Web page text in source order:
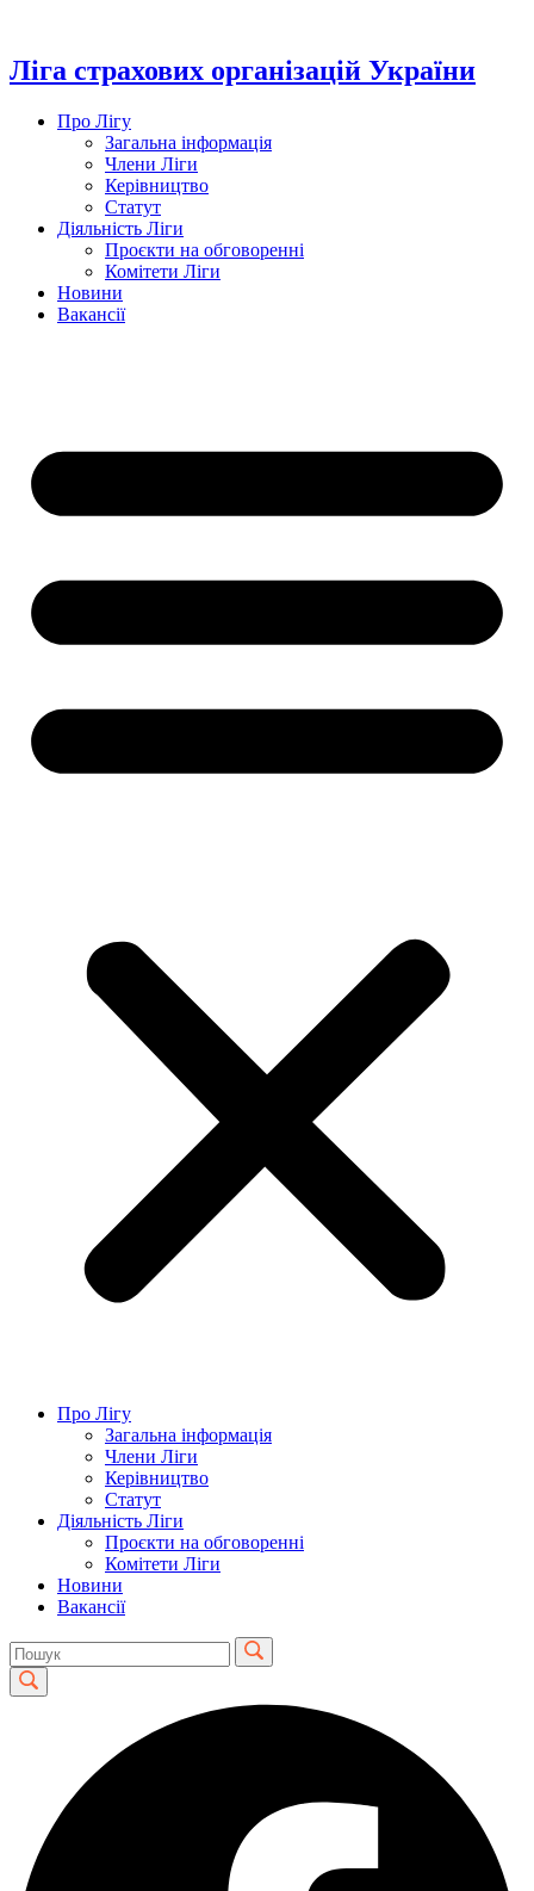
вмісту
Ліга страхових організацій України
Про Лігу
Загальна інформація
Члени Ліги
Керівництво
Статут
Діяльність Ліги
Проєкти на обговоренні
Комітети Ліги
Новини
Вакансії
Про Лігу
Загальна інформація
Члени Ліги
Керівництво
Статут
Діяльність Ліги
Проєкти на обговоренні
Комітети Ліги
Новини
Вакансії